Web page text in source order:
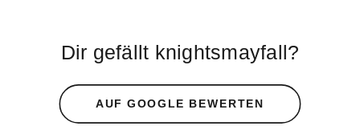
Dir gefällt knightsmayfall?
AUF GOOGLE BEWERTEN